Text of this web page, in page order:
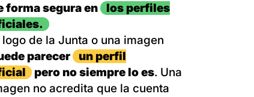
forma segura en
los perfiles
logo de la Junta o una imagen
parecer
un perfil
pero no siempre lo es. Una
no acredita que la cuenta